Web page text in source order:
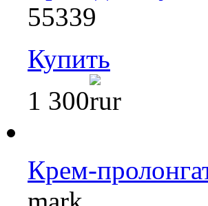
55339
Купить
1 300
Крем-